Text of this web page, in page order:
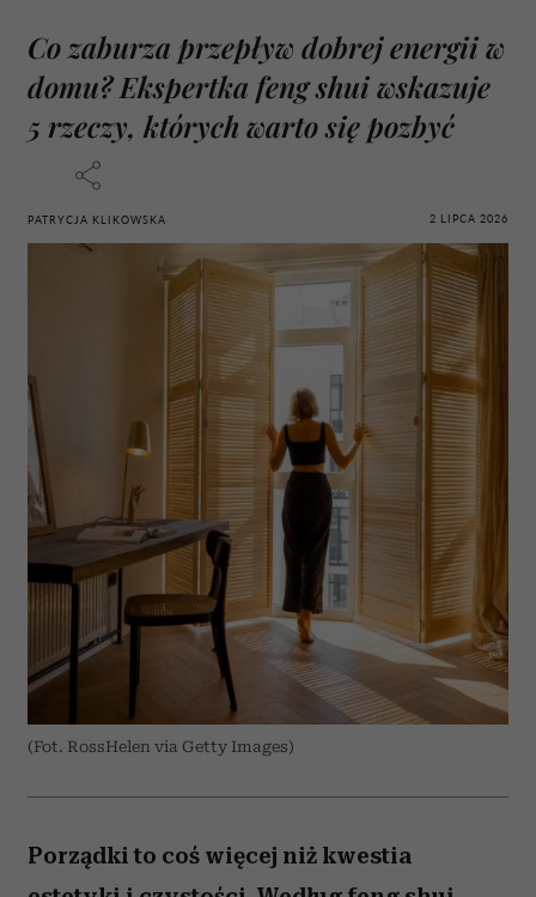
Co zaburza przepływ dobrej energii w
domu? Ekspertka feng shui wskazuje
5 rzeczy, których warto się pozbyć
PATRYCJA KLIKOWSKA 2 LIPCA 2026
(Fot. RossHelen via Getty Images)
Porządki to coś więcej niż kwestia